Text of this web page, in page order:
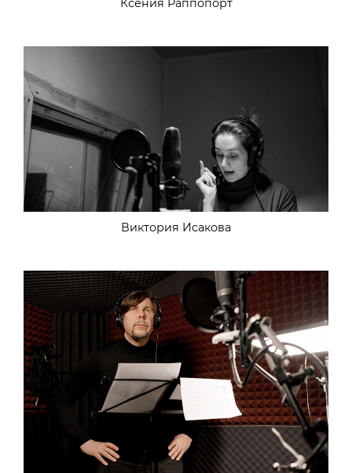
Ксения Раппопорт
Виктория Исакова